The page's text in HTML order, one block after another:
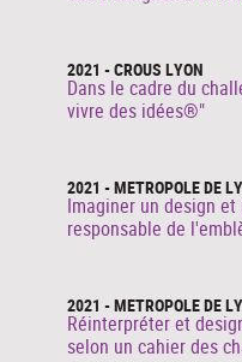
2021 - CROUS LYON
Dans le cadre du
vivre des idées®"
2021 - METROPOLE DE
Imaginer un design
responsable de
2021 - METROPOLE DE
Réinterpréter et
selon un cahier des